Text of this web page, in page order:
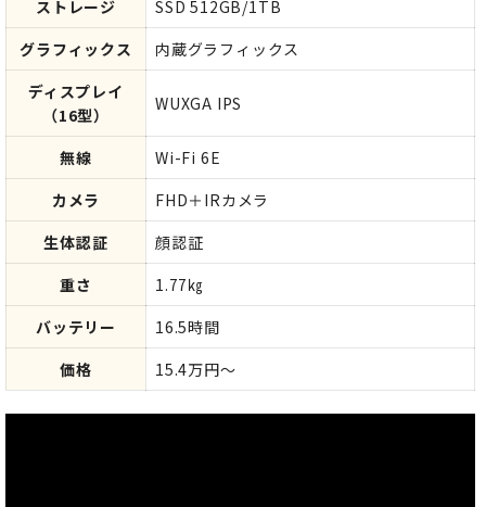
ストレージ
SSD 512GB/1TB
グラフィックス
内蔵グラフィックス
ディスプレイ
（16型）
WUXGA IPS
無線
Wi-Fi 6E
カメラ
FHD＋IRカメラ
生体認証
顔認証
重さ
1.77㎏
バッテリー
16.5時間
価格
15.4万円～